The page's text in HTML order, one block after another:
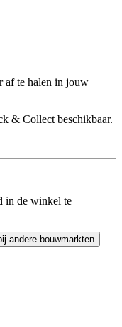
af te halen in jouw
& Collect beschikbaar.
in de winkel te
andere bouwmarkten